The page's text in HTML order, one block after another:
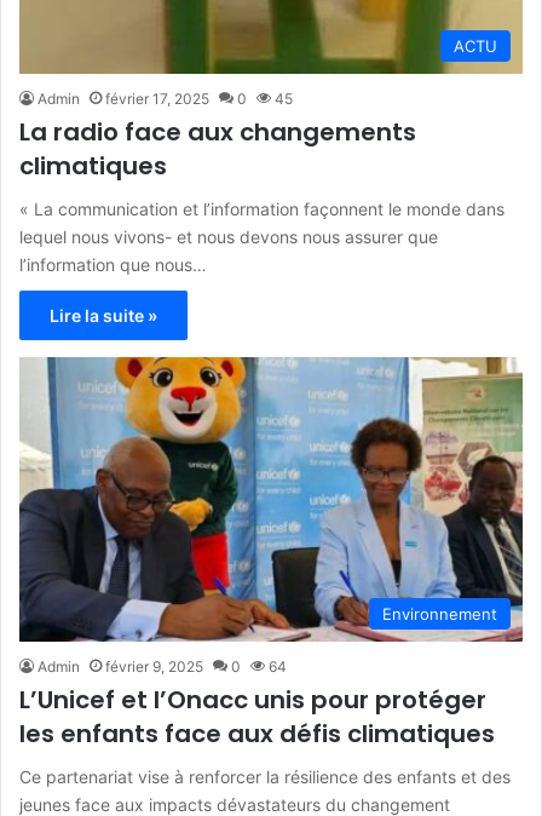
ACTU
Admin février 17, 2025 0 45
La radio face aux changements
climatiques
« La communication et l’information façonnent le monde dans
lequel nous vivons- et nous devons nous assurer que
l’information que nous…
Lire la suite »
Environnement
Admin février 9, 2025 0 64
L’Unicef et l’Onacc unis pour protéger
les enfants face aux défis climatiques
Ce partenariat vise à renforcer la résilience des enfants et des
jeunes face aux impacts dévastateurs du changement